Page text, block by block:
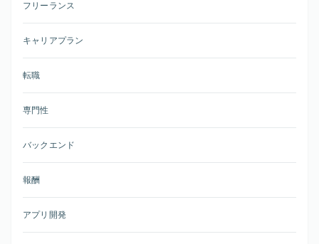
フリーランス
キャリアプラン
転職
専門性
バックエンド
報酬
アプリ開発